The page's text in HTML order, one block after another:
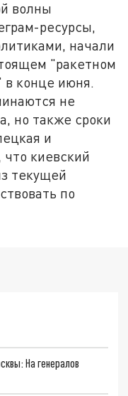
волны
ресурсы,
начали
"ракетном
в конце июня.
не
но также сроки
и
киевский
текущей
по
На генералов